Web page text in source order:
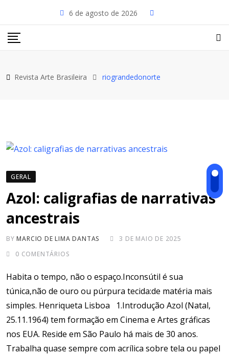
6 de agosto de 2026
Revista Arte Brasileira riograndedonorte
GERAL
Azol: caligrafias de narrativas
ancestrais
BYMARCIO DE LIMA DANTAS
3 DE MAIO DE 2025
0 COMENTÁRIOS
Habita o tempo, não o espaço.Inconsútil é sua
túnica,não de ouro ou púrpura tecida:de matéria mais
simples. Henriqueta Lisboa 1.Introdução Azol (Natal,
25.11.1964) tem formação em Cinema e Artes gráficas
nos EUA. Reside em São Paulo há mais de 30 anos.
Trabalha quase sempre com acrílica sobre tela ou papel